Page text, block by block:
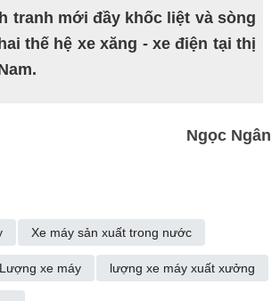
tranh mới đầy khốc liệt và sòng
thế hệ xe xăng - xe điện tại thị
Ngọc Ngân
Xe máy sản xuất trong nước
Lượng xe máy lượng xe máy xuất xưởng